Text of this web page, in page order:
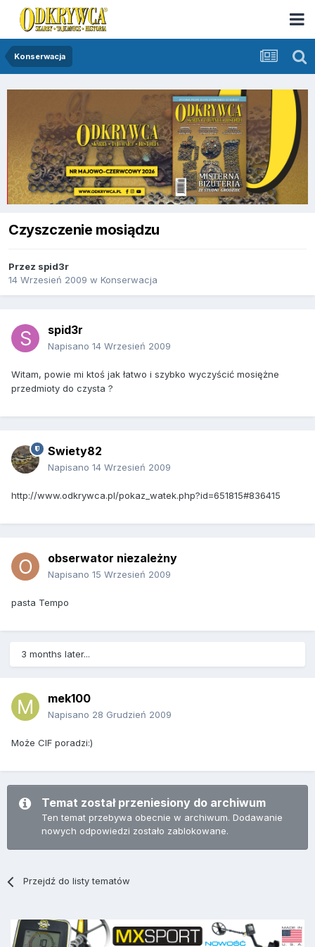
Konserwacja
Czyszczenie mosiądzu
Przez spid3r
14 Wrzesień 2009 w Konserwacja
spid3r
Napisano 14 Wrzesień 2009
Witam, powie mi ktoś jak łatwo i szybko wyczyścić mosiężne
przedmioty do czysta ?
Swiety82
Napisano 14 Wrzesień 2009
http://www.odkrywca.pl/pokaz_watek.php?id=651815#836415
obserwator niezależny
Napisano 15 Wrzesień 2009
pasta Tempo
3 months later...
mek100
Napisano 28 Grudzień 2009
Może CIF poradzi:)
Temat został przeniesiony do archiwum
Ten temat przebywa obecnie w archiwum. Dodawanie
nowych odpowiedzi zostało zablokowane.
Przejdź do listy tematów